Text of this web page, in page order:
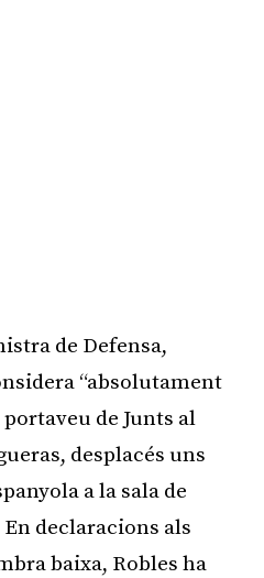
de Defensa,
“absolutament
de Junts al
desplacés uns
a la sala de
declaracions als
baixa, Robles ha